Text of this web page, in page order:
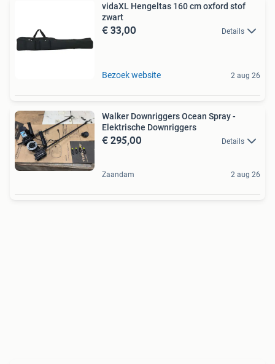
vidaXL Hengeltas 160 cm oxford stof
zwart
€ 33,00 Details
Bezoek website 2 aug 26
Walker Downriggers Ocean Spray -
Elektrische Downriggers
€ 295,00 Details
Zaandam 2 aug 26